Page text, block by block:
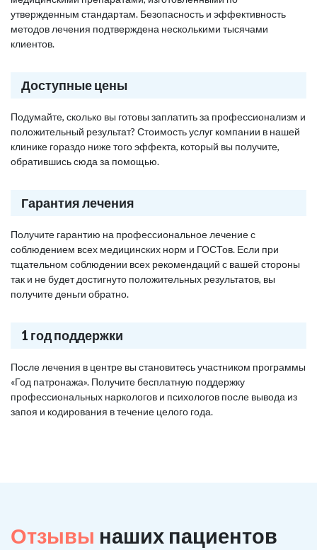
утвержденным стандартам. Безопасность и эффективность
методов лечения подтверждена несколькими тысячами
клиентов.
Доступные цены
Подумайте, сколько вы готовы заплатить за профессионализм и
положительный результат? Стоимость услуг компании в нашей
клинике гораздо ниже того эффекта, который вы получите,
обратившись сюда за помощью.
Гарантия лечения
Получите гарантию на профессиональное лечение с
соблюдением всех медицинских норм и ГОСТов. Если при
тщательном соблюдении всех рекомендаций с вашей стороны
так и не будет достигнуто положительных результатов, вы
получите деньги обратно.
1 год поддержки
После лечения в центре вы становитесь участником программы
«Год патронажа». Получите бесплатную поддержку
профессиональных наркологов и психологов после вывода из
запоя и кодирования в течение целого года.
Отзывы наших пациентов